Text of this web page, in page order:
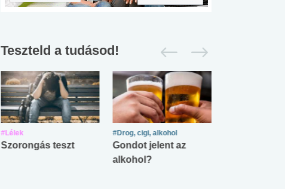
Teszteld a tudásod!
#Lélek
Szorongás teszt
#Drog, cigi, alkohol
Gondot jelent az
alkohol?